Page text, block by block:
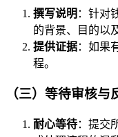
撰写说明 ：针对
的背景、目的以
提供证据：如果
程。
（三）等待审核与
耐心等待：提交